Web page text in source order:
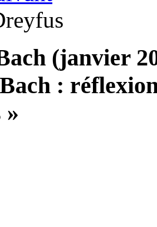
(janvier
:
»